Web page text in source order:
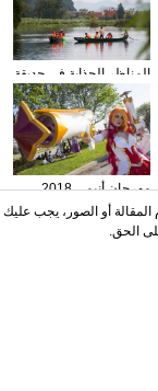
المناظر الجذابة في حديقة
بوتشخي الوطنية للأراضي
الرطبة تشبه رسوما رائعة
مهرجان أنيمي 2018
لأمريكا الشمالية يقام في
تورونتو
المقالة أو الصور، يجب عليك
الحق.